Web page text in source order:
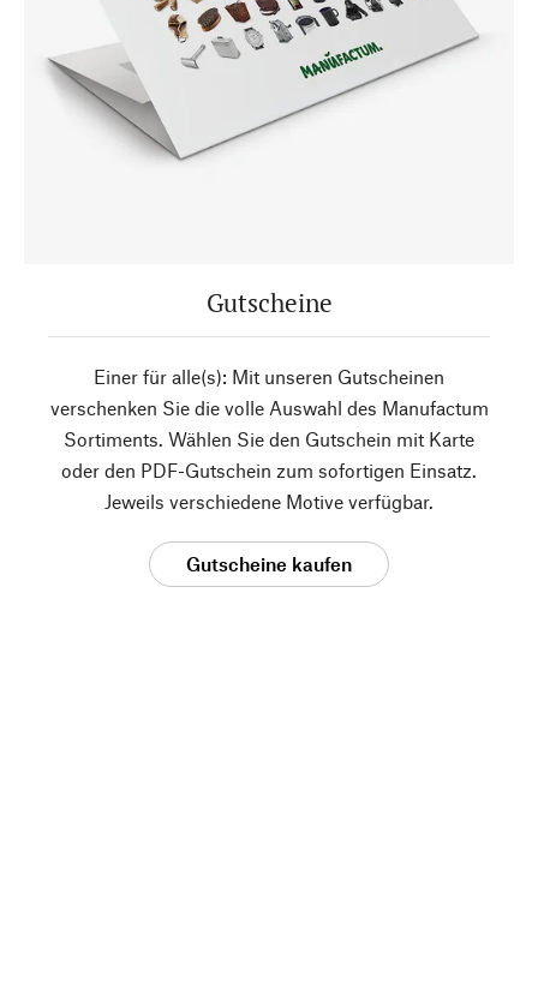
Gutscheine
Einer für alle(s): Mit unseren Gutscheinen
verschenken Sie die volle Auswahl des Manufactum
Sortiments. Wählen Sie den Gutschein mit Karte
oder den PDF-Gutschein zum sofortigen Einsatz.
Jeweils verschiedene Motive verfügbar.
Gutscheine kaufen